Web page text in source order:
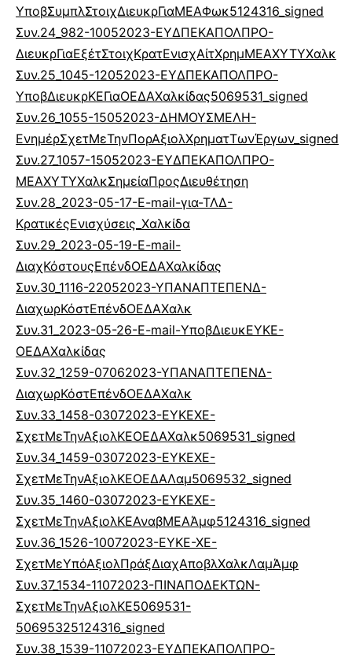
ΥποβΣυμπλΣτοιχΔιευκρΓιαΜΕΑΦωκ5124316_signed
Συν.24_982-10052023-ΕΥΔΠΕΚΑΠΟΛΠΡΟ-
ΔιευκρΓιαΕξέτΣτοιχΚρατΕνισχΑίτΧρημΜΕΑΧΥΤΥΧαλκ
Συν.25_1045-12052023-ΕΥΔΠΕΚΑΠΟΛΠΡΟ-
ΥποβΔιευκρΚΕΓιαΟΕΔΑΧαλκίδας5069531_signed
Συν.26_1055-15052023-ΔΗΜΟΥΣΜΕΛΗ-
ΕνημέρΣχετΜεΤηνΠορΑξιολΧρηματΤωνΈργων_signed
Συν.27_1057-15052023-ΕΥΔΠΕΚΑΠΟΛΠΡΟ-
ΜΕΑΧΥΤΥΧαλκΣημείαΠροςΔιευθέτηση
Συν.28_2023-05-17-E-mail-για-ΤΛΔ-
ΚρατικέςΕνισχύσεις_Χαλκίδα
Συν.29_2023-05-19-E-mail-
ΔιαχΚόστουςΕπένδΟΕΔΑΧαλκίδας
Συν.30_1116-22052023-ΥΠΑΝΑΠΤΕΠΕΝΔ-
ΔιαχωρΚόστΕπένδΟΕΔΑΧαλκ
Συν.31_2023-05-26-E-mail-ΥποβΔιευκΕΥΚΕ-
ΟΕΔΑΧαλκίδας
Συν.32_1259-07062023-ΥΠΑΝΑΠΤΕΠΕΝΔ-
ΔιαχωρΚόστΕπένδΟΕΔΑΧαλκ
Συν.33_1458-03072023-ΕΥKEXE-
ΣχετΜεΤηνΑξιολΚΕΟΕΔΑΧαλκ5069531_signed
Συν.34_1459-03072023-ΕΥKEXE-
ΣχετΜεΤηνΑξιολΚΕΟΕΔΑΛαμ5069532_signed
Συν.35_1460-03072023-ΕΥKEXE-
ΣχετΜεΤηνΑξιολΚΕΑναβΜΕΑΆμφ5124316_signed
Συν.36_1526-10072023-ΕΥΚΕ-ΧΕ-
ΣχετΜεΥπόΑξιολΠράξΔιαχΑποβλΧαλκΛαμΆμφ
Συν.37_1534-11072023-ΠΙΝΑΠΟΔΕΚΤΩΝ-
ΣχετΜεΤηνΑξιολΚΕ5069531-
50695325124316_signed
Συν.38_1539-11072023-ΕΥΔΠΕΚΑΠΟΛΠΡΟ-